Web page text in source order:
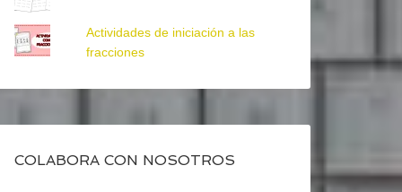
Actividades de iniciación a las
fracciones
COLABORA CON NOSOTROS